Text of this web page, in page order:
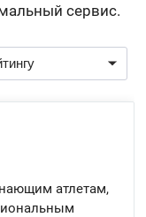
сервис.
атлетам,